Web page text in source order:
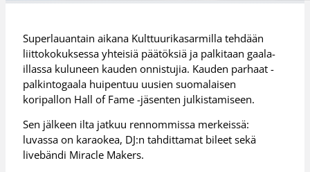
Superlauantain aikana Kulttuurikasarmilla tehdään
liittokokuksessa yhteisiä päätöksiä ja palkitaan gaala-
illassa kuluneen kauden onnistujia. Kauden parhaat -
palkintogaala huipentuu uusien suomalaisen
koripallon Hall of Fame -jäsenten julkistamiseen.
Sen jälkeen ilta jatkuu rennommissa merkeissä:
luvassa on karaokea, DJ:n tahdittamat bileet sekä
livebändi Miracle Makers.